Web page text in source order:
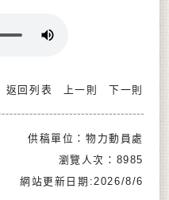
返回列表 上一則 下一則
供稿單位：物力動員處
瀏覽人次：8985
網站更新日期:2026/8/6